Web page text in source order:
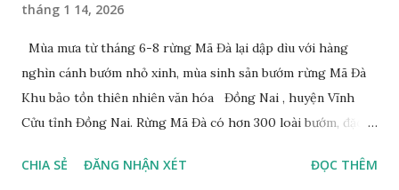
tháng 1 14, 2026
Mùa mưa từ tháng 6-8 rừng Mã Đà lại dập dìu với hàng
nghìn cánh bướm nhỏ xinh, mùa sinh sản bướm rừng Mã Đà
Khu bảo tồn thiên nhiên văn hóa Đồng Nai , huyện Vĩnh
Cửu tỉnh Đồng Nai. Rừng Mã Đà có hơn 300 loài bướm, đặc
đuôi trắng (Lamproptera curius) đặc trưng là cái đuôi dài
CHIA SẺ ĐĂNG NHẬN XÉT ĐỌC THÊM